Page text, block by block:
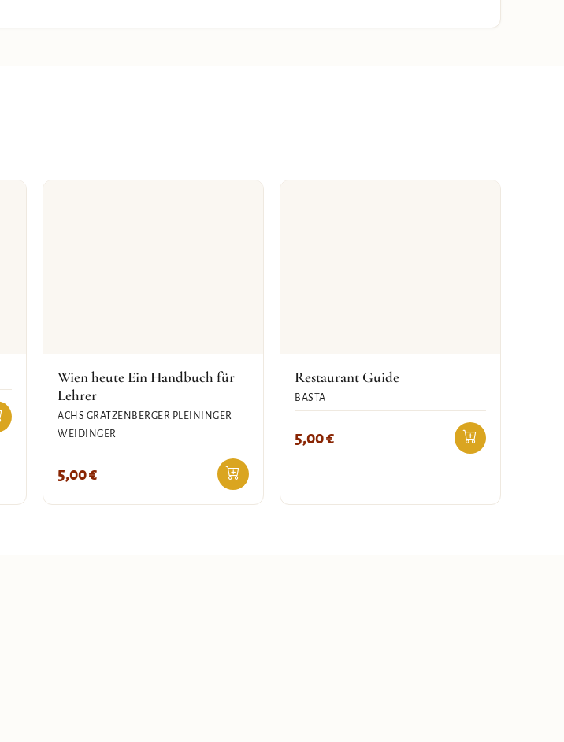
Wien heute Ein Handbuch für
Lehrer
ACHS GRATZENBERGER PLEININGER
WEIDINGER
5,00€
Restaurant Guide
BASTA
5,00€